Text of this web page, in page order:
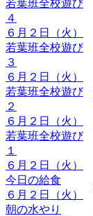
若葉班全校遊び
４
６月２日（火）
若葉班全校遊び
３
６月２日（火）
若葉班全校遊び
２
６月２日（火）
若葉班全校遊び
１
６月２日（火）
今日の給食
６月２日（火）
朝の水やり